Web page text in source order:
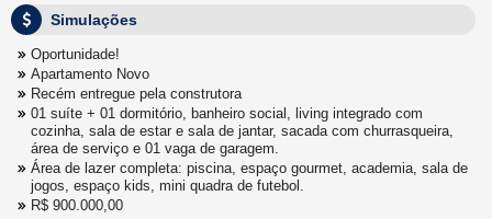
Simulações
Oportunidade!
Apartamento Novo
Recém entregue pela construtora
01 suíte + 01 dormitório, banheiro social, living integrado com
cozinha, sala de estar e sala de jantar, sacada com churrasqueira,
área de serviço e 01 vaga de garagem.
Área de lazer completa: piscina, espaço gourmet, academia, sala de
jogos, espaço kids, mini quadra de futebol.
R$ 900.000,00